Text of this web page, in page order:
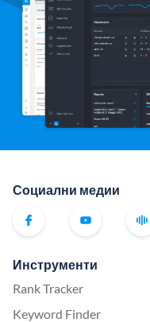
Социални медии
Инструменти
Rank Tracker
Keyword Finder